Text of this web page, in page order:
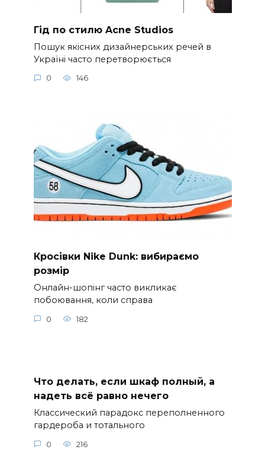
Гід по стилю Acne Studios
Пошук якісних дизайнерських речей в
Україні часто перетворюється
0 146
Кросівки Nike Dunk: вибираємо
розмір
Онлайн-шопінг часто викликає
побоювання, коли справа
0 182
Что делать, если шкаф полный, а
надеть всё равно нечего
Классический парадокс переполненного
гардероба и тотального
0 216